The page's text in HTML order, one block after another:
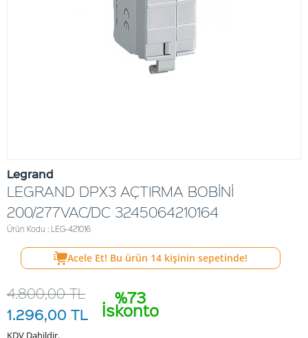
Legrand
LEGRAND DPX3 AÇTIRMA BOBİNİ
200/277VAC/DC 3245064210164
Ürün Kodu : LEG-421016
Acele Et! Bu ürün 14 kişinin sepetinde!
%73
İskonto
4.800,00TL
1.296,00 TL
KDV Dahildir.